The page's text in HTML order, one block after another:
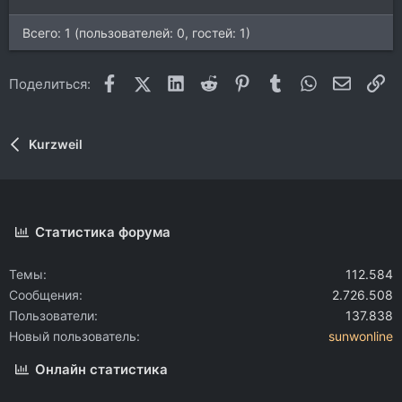
Всего: 1 (пользователей: 0, гостей: 1)
Поделиться: FacebookX (Twitter)
LinkedIn
Reddit Pinterest
Tumblr WhatsApp
Kurzweil
Статистика форума
Темы
112.584
Сообщения
2.726.508
Пользователи
137.838
Новый пользователь
sunwonline
Онлайн статистика